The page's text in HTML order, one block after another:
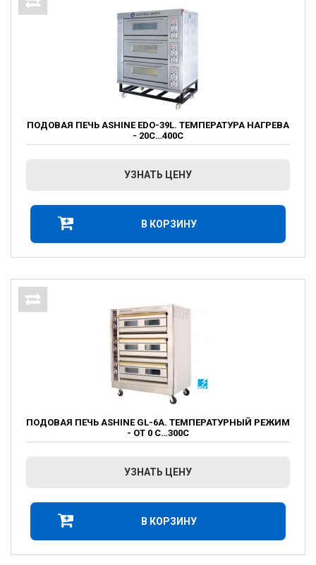
ПОДОВАЯ ПЕЧЬ ASHINE EDO-39L. ТЕМПЕРАТУРА НАГРЕВА
- 20С…400С
УЗНАТЬ ЦЕНУ
В КОРЗИНУ
ПОДОВАЯ ПЕЧЬ ASHINE GL-6A. ТЕМПЕРАТУРНЫЙ РЕЖИМ
- ОТ 0 С…300С
УЗНАТЬ ЦЕНУ
В КОРЗИНУ